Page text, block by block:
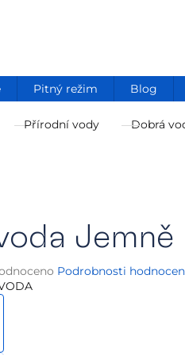
Pitný režim Blog
Přírodní vody Dobrá
Jemně
Podrobnosti